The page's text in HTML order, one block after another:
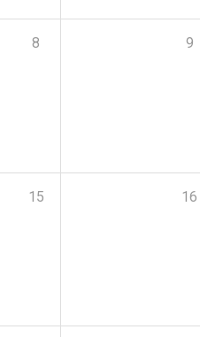
8 9
15 16